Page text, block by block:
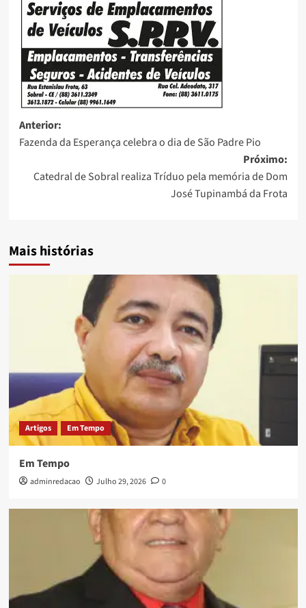
Anterior:
Fazenda da Esperança celebra o dia de São Padre Pio
Próximo:
Catedral de Sobral realiza Tríduo pela memória de Dom
José Tupinambá da Frota
Mais histórias
Artigos Em Tempo
Em Tempo
adminredacao Julho 29, 2026 0